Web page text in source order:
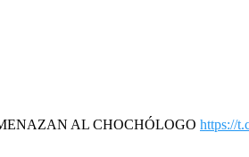
AL CHOCHÓLOGO https://